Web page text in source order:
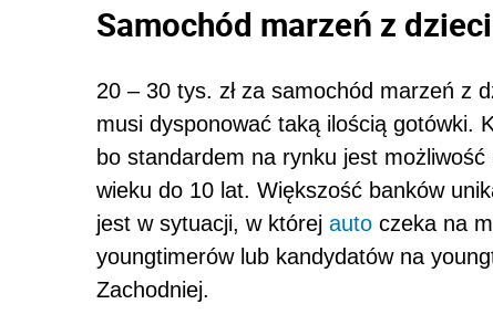
Samochód marzeń z
20 – 30 tys. zł za samochód marzeń z
musi dysponować taką ilością gotówki.
bo standardem na rynku jest
wieku do 10 lat. Większość banków
jest w sytuacji, w której auto czeka na
youngtimerów lub kandydatów na
Zachodniej.